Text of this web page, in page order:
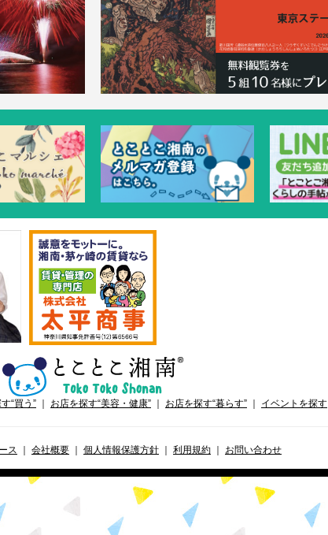
“買う” ｜ お店を探す“美容・健康” ｜ お店を探す“暮らす” ｜ イベントを探す
ス ｜ 会社概要 ｜ 個人情報保護方針 ｜ 利用規約 ｜ お問い合わせ